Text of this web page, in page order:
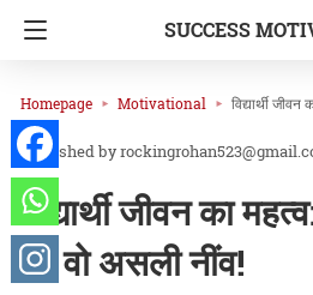
SUCCESS
Homepage Motivational विद्यार्थी
विद्यार्थी जीवन का
की वो असली नींव!